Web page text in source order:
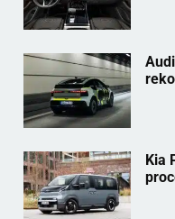
Kia